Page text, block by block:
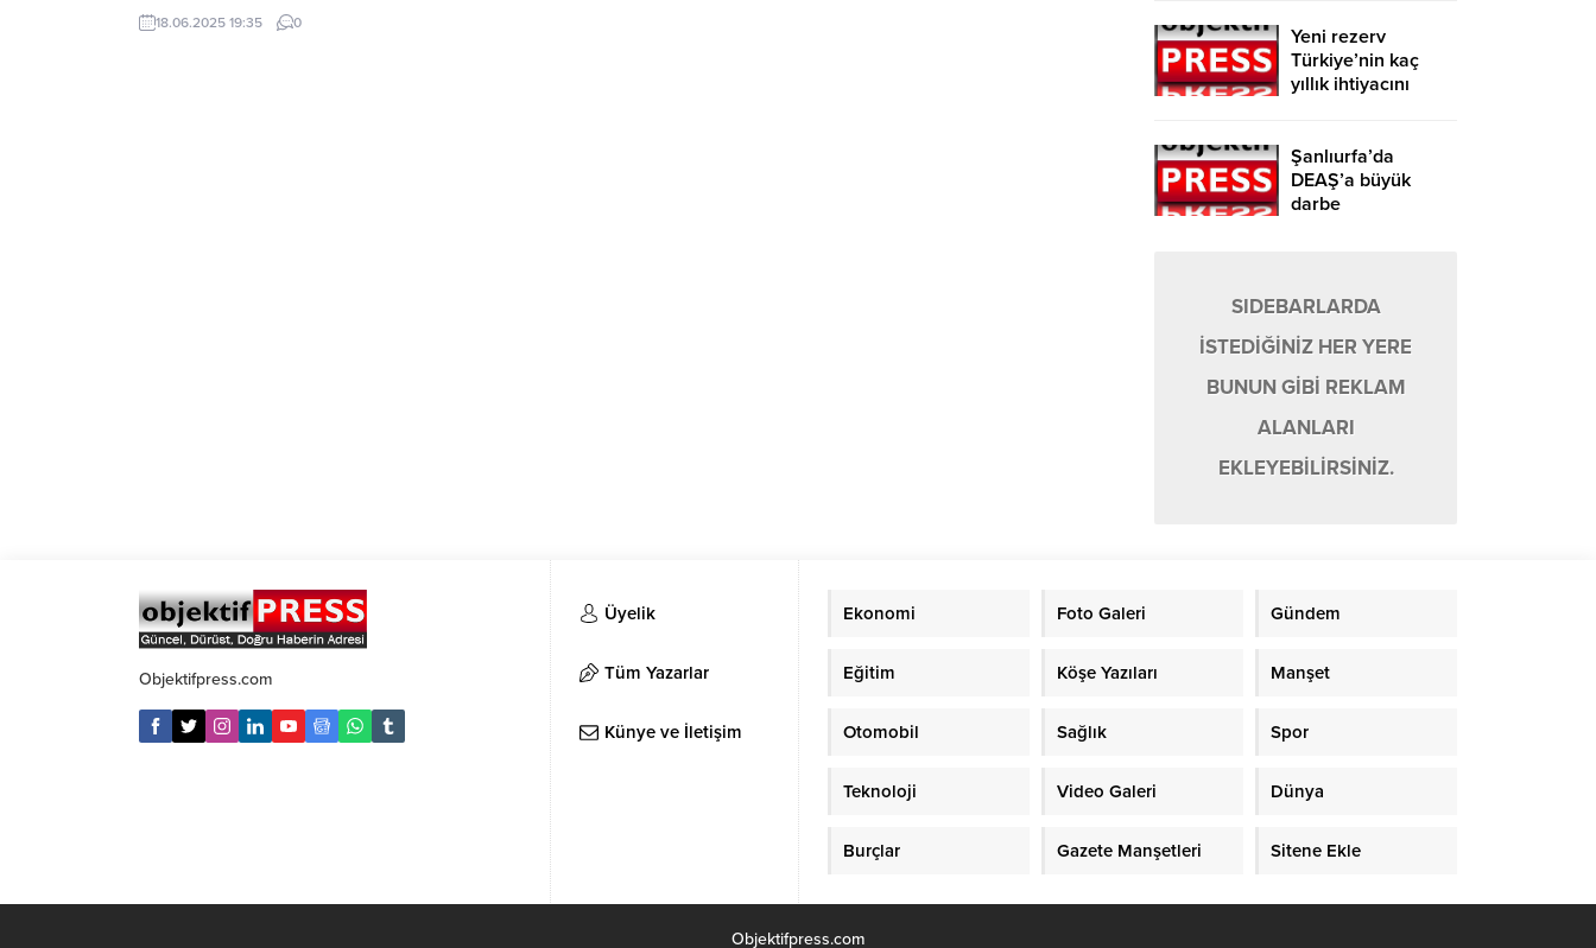
Mahallesi’nde oyun oynayan 5 yaşındaki
çocuğun ayağı oturaklara sıkıştı.
18.06.2025 19:35 0
Yeni rezerv
Türkiye’nin kaç
yıllık ihtiyacını
Şanlıurfa’da
DEAŞ’a büyük
darbe
SIDEBARLARDA
İSTEDİĞİNİZ HER YERE
BUNUN GİBİ REKLAM
ALANLARI
EKLEYEBİLİRSİNİZ.
Objektifpress.com
Üyelik
Tüm Yazarlar
Künye ve İletişim
Ekonomi Foto Galeri Gündem
Eğitim Köşe Yazıları Manşet
Otomobil Sağlık Spor
Teknoloji Video Galeri Dünya
Burçlar Gazete Manşetleri Sitene Ekle
Objektifpress.com